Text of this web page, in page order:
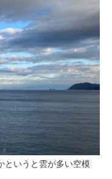
というと雲が多い空模